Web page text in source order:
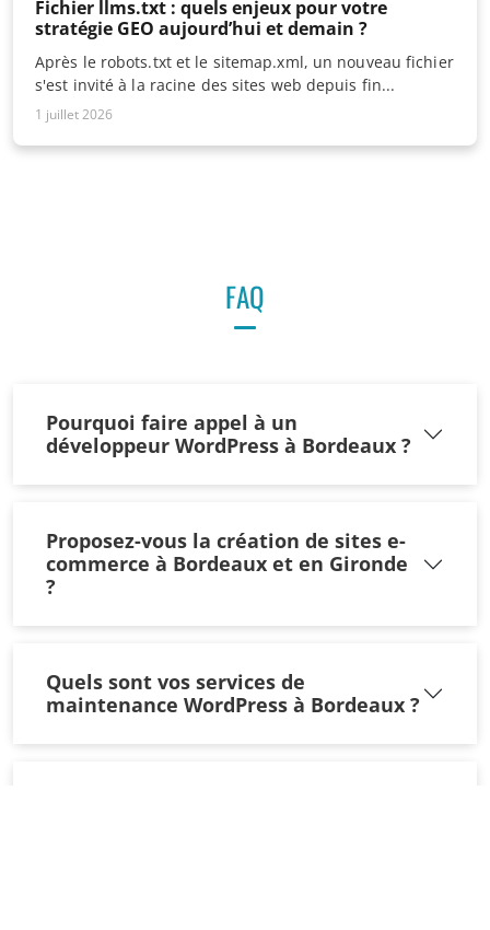
Fichier llms.txt : quels enjeux pour votre
stratégie GEO aujourd’hui et demain ?
Après le robots.txt et le sitemap.xml, un nouveau fichier
s'est invité à la racine des sites web depuis fin...
1 juillet 2026
FAQ
Pourquoi faire appel à un
développeur WordPress à Bordeaux ?
Proposez-vous la création de sites e-
commerce à Bordeaux et en Gironde
?
Quels sont vos services de
maintenance WordPress à Bordeaux ?